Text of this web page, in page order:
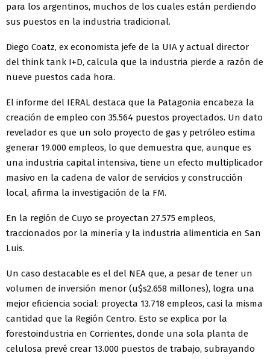
para los argentinos, muchos de los cuales están perdiendo
sus puestos en la industria tradicional.
Diego Coatz, ex economista jefe de la UIA y actual director
del think tank I+D, calcula que la industria pierde a razón de
nueve puestos cada hora.
El informe del IERAL destaca que la Patagonia encabeza la
creación de empleo con 35.564 puestos proyectados. Un dato
revelador es que un solo proyecto de gas y petróleo estima
generar 19.000 empleos, lo que demuestra que, aunque es
una industria capital intensiva, tiene un efecto multiplicador
masivo en la cadena de valor de servicios y construcción
local, afirma la investigación de la FM.
En la región de Cuyo se proyectan 27.575 empleos,
traccionados por la minería y la industria alimenticia en San
Luis.
Un caso destacable es el del NEA que, a pesar de tener un
volumen de inversión menor (u$s2.658 millones), logra una
mejor eficiencia social: proyecta 13.718 empleos, casi la misma
cantidad que la Región Centro. Esto se explica por la
forestoindustria en Corrientes, donde una sola planta de
celulosa prevé crear 13.000 puestos de trabajo, subrayando